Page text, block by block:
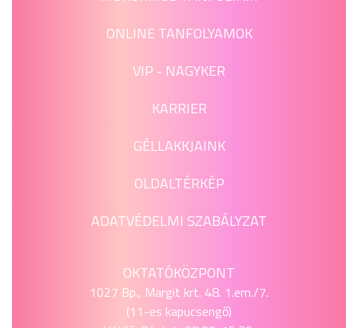
ONLINE TANFOLYAMOK
VIP - NAGYKER
KARRIER
GÉLLAKKJAINK
OLDALTÉRKÉP
ADATVÉDELMI SZABÁLYZAT
OKTATÓKÖZPONT
1027 Bp., Margit krt. 48. 1.em./7.
(11-es kapucsengő)